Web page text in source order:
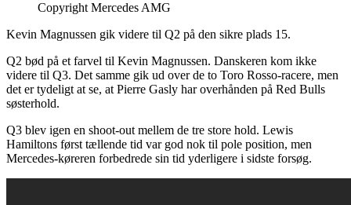
Copyright Mercedes AMG
Kevin Magnussen gik videre til Q2 på den sikre plads 15.
Q2 bød på et farvel til Kevin Magnussen. Danskeren kom ikke
videre til Q3. Det samme gik ud over de to Toro Rosso-racere, men
det er tydeligt at se, at Pierre Gasly har overhånden på Red Bulls
søsterhold.
Q3 blev igen en shoot-out mellem de tre store hold. Lewis
Hamiltons først tællende tid var god nok til pole position, men
Mercedes-køreren forbedrede sin tid yderligere i sidste forsøg.